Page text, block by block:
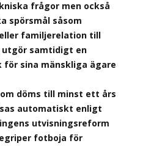
frågor men också
spörsmål såsom
familjerelation till
utgör samtidigt en
för sina mänskliga ägare
döms till minst ett års
automatiskt enligt
utvisningsreform
fotboja för